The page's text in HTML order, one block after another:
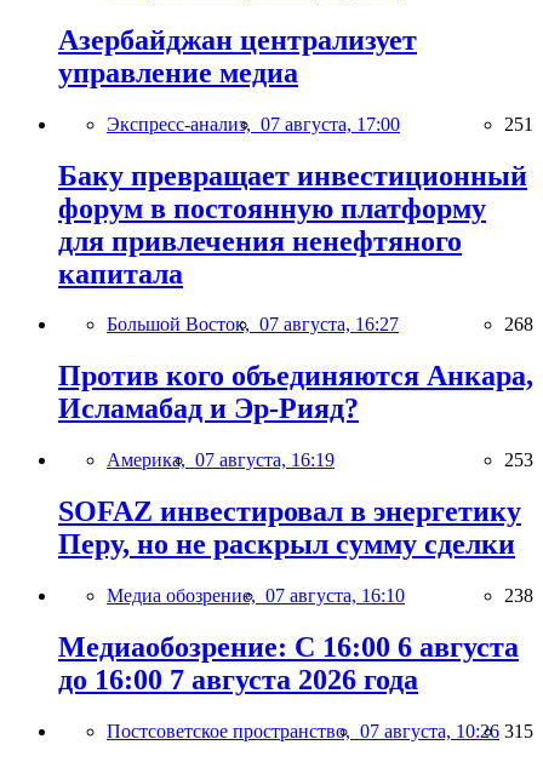
Азербайджан централизует
управление медиа
Экспресс-анализ, 07 августа, 17:00 251
Баку превращает инвестиционный
форум в постоянную платформу
для привлечения ненефтяного
капитала
Большой Восток, 07 августа, 16:27 268
Против кого объединяются Анкара,
Исламабад и Эр-Рияд?
Америка, 07 августа, 16:19 253
SOFAZ инвестировал в энергетику
Перу, но не раскрыл сумму сделки
Медиа обозрение, 07 августа, 16:10 238
Медиаобозрение: С 16:00 6 августа
до 16:00 7 августа 2026 года
Постсоветское пространство, 07 августа, 10:26 315